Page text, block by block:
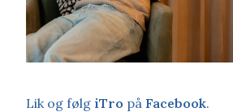
Lik og følg iTro på Facebook.